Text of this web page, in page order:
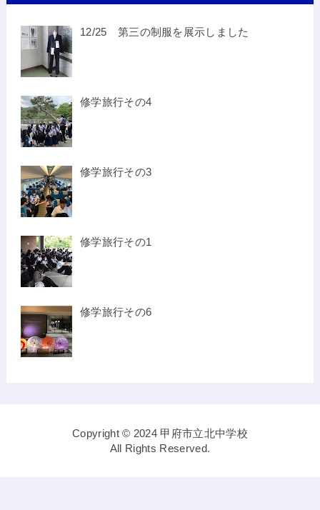
12/25 第三の制服を展示しました
修学旅行その4
修学旅行その3
修学旅行その1
修学旅行その6
Copyright © 2024 甲府市立北中学校
All Rights Reserved.